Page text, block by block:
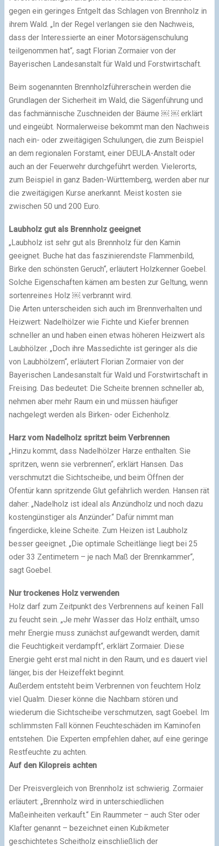
gegen ein geringes Entgelt das Schlagen von Brennholz in
ihrem Wald. „In der Regel verlangen sie den Nachweis,
dass der Interessierte an einer Motorsägenschulung
teilgenommen hat“, sagt Florian Zormaier von der
Bayerischen Landesanstalt für Wald und Forstwirtschaft.
Beim sogenannten Brennholzführerschein werden die
Grundlagen der Sicherheit im Wald, die Sägenführung und
das fachmännische Zuschneiden der Bäume ￼ ￼ erklärt
und eingeübt. Normalerweise bekommt man den Nachweis
nach ein- oder zweitägigen Schulungen, die zum Beispiel
an dem regionalen Forstamt, einer DEULA-Anstalt oder
auch an der Feuerwehr durchgeführt werden. Vielerorts,
zum Beispiel in ganz Baden-Württemberg, werden aber nur
die zweitägigen Kurse anerkannt. Meist kosten sie
zwischen 50 und 200 Euro.
Laubholz gut als Brennholz geeignet
„Laubholz ist sehr gut als Brennholz für den Kamin
geeignet. Buche hat das faszinierendste Flammenbild,
Birke den schönsten Geruch“, erläutert Holzkenner Goebel.
Solche Eigenschaften kämen am besten zur Geltung, wenn
sortenreines Holz ￼ verbrannt wird.
Die Arten unterscheiden sich auch im Brennverhalten und
Heizwert: Nadelhölzer wie Fichte und Kiefer brennen
schneller an und haben einen etwas höheren Heizwert als
Laubhölzer. „Doch ihre Massedichte ist geringer als die
von Laubhölzern“, erläutert Florian Zormaier von der
Bayerischen Landesanstalt für Wald und Forstwirtschaft in
Freising. Das bedeutet: Die Scheite brennen schneller ab,
nehmen aber mehr Raum ein und müssen häufiger
nachgelegt werden als Birken- oder Eichenholz.
Harzvom Nadelholz spritzt beim Verbrennen
„Hinzu kommt, dass Nadelhölzer Harze enthalten. Sie
spritzen, wenn sie verbrennen“, erklärt Hansen. Das
verschmutzt die Sichtscheibe, und beim Öffnen der
Ofentür kann spritzende Glut gefährlich werden. Hansen rät
daher: „Nadelholz ist ideal als Anzündholz und noch dazu
kostengünstiger als Anzünder.“ Dafür nimmt man
fingerdicke, kleine Scheite. Zum Heizen ist Laubholz
besser geeignet. „Die optimale Scheitlänge liegt bei 25
oder 33 Zentimetern – je nach Maß der Brennkammer“,
sagt Goebel.
Nur trockenes Holz verwenden
Holz darf zum Zeitpunkt des Verbrennens auf keinen Fall
zu feucht sein. „Je mehr Wasser das Holz enthält, umso
mehr Energie muss zunächst aufgewandt werden, damit
die Feuchtigkeit verdampft“, erklärt Zormaier. Diese
Energie geht erst mal nicht in den Raum, und es dauert viel
länger, bis der Heizeffekt beginnt.
Außerdem entsteht beim Verbrennen von feuchtem Holz
viel Qualm. Dieser könne die Nachbarn stören und
wiederum die Sichtscheibe verschmutzen, sagt Goebel. Im
schlimmsten Fall können Feuchteschäden im Kaminofen
entstehen. Die Experten empfehlen daher, auf eine geringe
Restfeuchte zu achten.
Auf den Kilopreis achten
Der Preisvergleich von Brennholz ist schwierig. Zormaier
erläutert: „Brennholz wird in unterschiedlichen
Maßeinheiten verkauft.“ Ein Raummeter – auch Ster oder
Klafter genannt – bezeichnet einen Kubikmeter
geschichtetes Scheitholz einschließlich der